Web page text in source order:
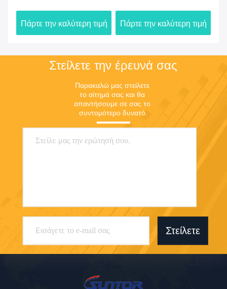
αποστολής σημάτων HDMI
κηφήνων τηλεοπτικά -
σύνδεση
Πάρτε την καλύτερη τιμή
μακράς εμβέλειας
UP/Downlink
Πάρτε την καλύτερη τιμή
Στείλετε την έρευνά σας
Παρακαλώ μας στείλετε
το αίτημά σας και θα
απαντήσουμε σε σας το
συντομότερο δυνατό.
Στείλετε